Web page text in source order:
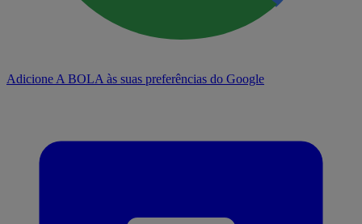
Adicione A BOLA às suas preferências do Google